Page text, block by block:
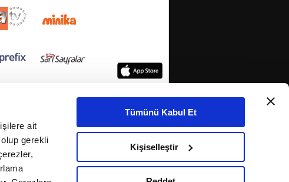
ait
gerekli
Tümünü Kabul Et
Kişiselleştir